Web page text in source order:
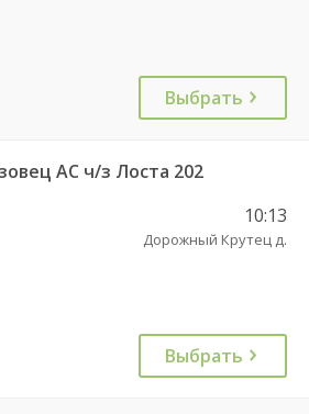
Выбрать
АС ч/з Лоста 202
10:13
Дорожный Крутец д.
Выбрать